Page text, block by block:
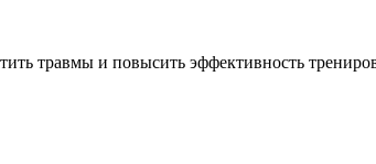
травмы и повысить эффективность